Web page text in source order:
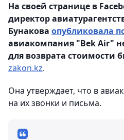
На своей странице в
директор
Бунакова опубликовала
авиакомпания "Bek Air"
для возврата стоимости
zakon.kz.
Она утверждает, что в
на их звонки и письма.